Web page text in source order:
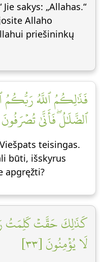
sakys: „Allahas.“
Allaho
priešininkų
فَذَٰلِكُمُ ٱللَّهُ رَبُّكُمُ
ٱلضَّلَٰلُۖ فَأَنَّىٰ تُصۡرَفُونَ
teisingas.
būti, išskyrus
apgręžti?
كَذَٰلِكَ حَقَّتۡ كَلِمَتُ
لَا يُؤۡمِنُونَ [٣٣]